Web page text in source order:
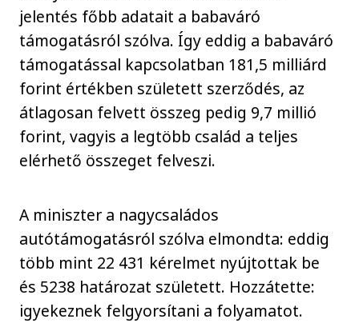
jelentés főbb adatait a babaváró
támogatásról szólva. Így eddig a babaváró
támogatással kapcsolatban 181,5 milliárd
forint értékben született szerződés, az
átlagosan felvett összeg pedig 9,7 millió
forint, vagyis a legtöbb család a teljes
elérhető összeget felveszi.
A miniszter a nagycsaládos
autótámogatásról szólva elmondta: eddig
több mint 22 431 kérelmet nyújtottak be
és 5238 határozat született. Hozzátette:
igyekeznek felgyorsítani a folyamatot.